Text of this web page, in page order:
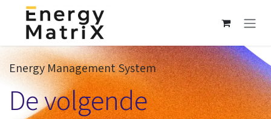
Overslaan naar inhoud
Energy Management System
De volgende